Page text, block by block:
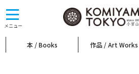
メニュー
toggle
navigation
本 / Books 作品 / Art Works